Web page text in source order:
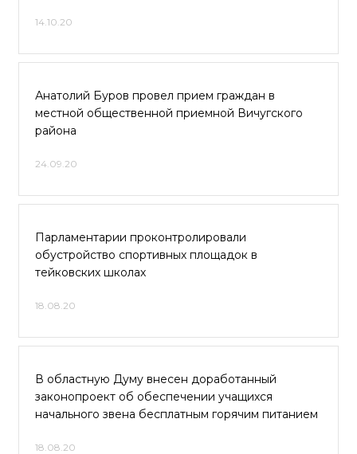
14.10.20
Анатолий Буров провел прием граждан в
местной общественной приемной Вичугского
района
24.09.20
Парламентарии проконтролировали
обустройство спортивных площадок в
тейковских школах
18.08.20
В областную Думу внесен доработанный
законопроект об обеспечении учащихся
начального звена бесплатным горячим питанием
18.08.20